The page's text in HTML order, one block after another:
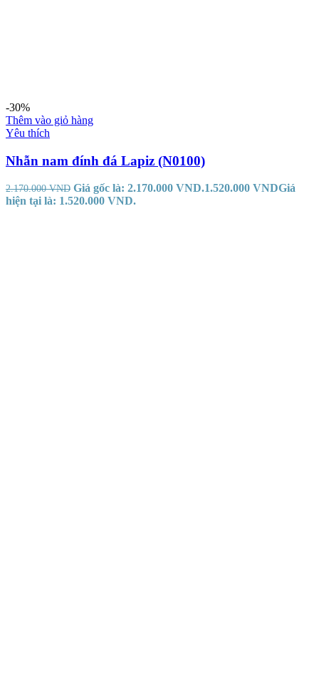
-30%
Thêm vào giỏ hàng
Yêu thích
Nhẫn nam đính đá Lapiz (N0100)
2.170.000VND Giá gốc là: 2.170.000 VND.1.520.000 VNDGiá
hiện tại là: 1.520.000 VND.